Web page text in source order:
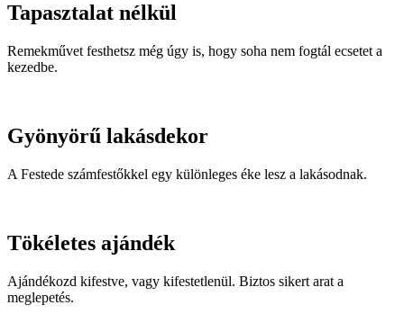
Tapasztalat nélkül
Remekművet festhetsz még úgy is, hogy soha nem fogtál ecsetet a
kezedbe.
Gyönyörű lakásdekor
A Festede számfestőkkel egy különleges éke lesz a lakásodnak.
Tökéletes ajándék
Ajándékozd kifestve, vagy kifestetlenül. Biztos sikert arat a
meglepetés.